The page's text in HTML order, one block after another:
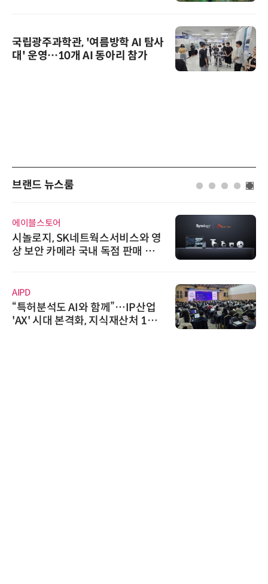
국립광주과학관, '여름방학 AI 탐사
대' 운영…10개 AI 동아리 참가
브랜드 뉴스룸
에이블스토어
시놀로지, SK네트웍스서비스와 영
상 보안 카메라 국내 독점 판매 파
AIPD
“특허분석도 AI와 함께”…IP산업
'AX' 시대 본격화, 지식재산처 1호